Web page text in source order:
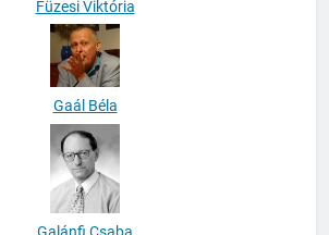
Füzesi Viktória
Gaál Béla
Galánfi Csaba